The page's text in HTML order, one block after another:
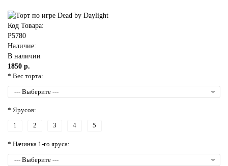
Код Товара:
P5780
Наличие:
В наличии
1850 р.
* Вес торта:
* Ярусов:
1 2 3 4 5
* Начинка 1-го яруса: